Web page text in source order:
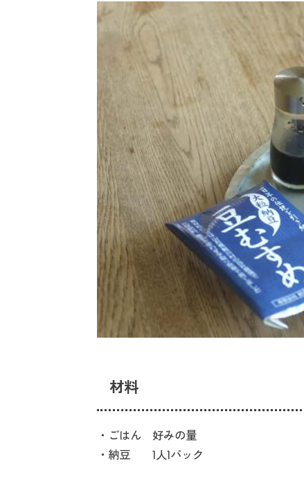
材料
・ごはん 好みの量
・納豆 1人1パック